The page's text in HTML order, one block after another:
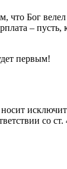
Бог велел
–
первым!
со